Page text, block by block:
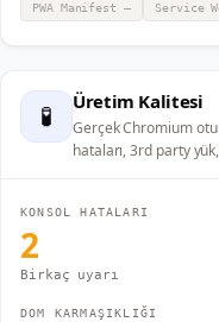
PWA Manifest— Service
🧪 Üretim Kalitesi
Gerçek Chromium
hataları, 3rd party
KONSOL HATALARI
2
Birkaç uyarı
DOM KARMAŞIKLIĞI